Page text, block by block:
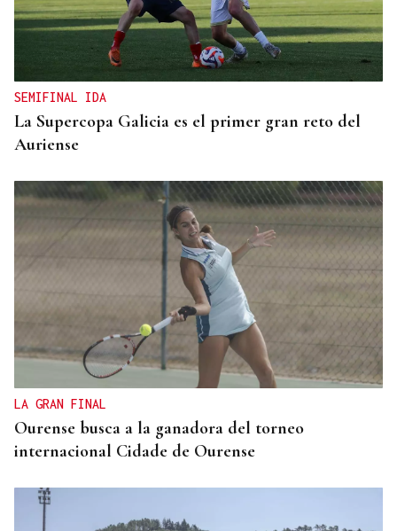
SEMIFINAL IDA
La Supercopa Galicia es el primer gran reto del
Auriense
LA GRAN FINAL
Ourense busca a la ganadora del torneo
internacional Cidade de Ourense